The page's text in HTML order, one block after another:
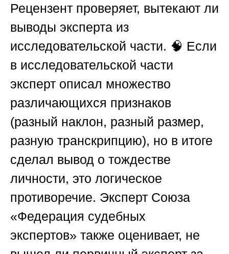
Рецензент проверяет, вытекают ли
выводы эксперта из
исследовательской части. 🧠 Если
в исследовательской части
эксперт описал множество
различающихся признаков
(разный наклон, разный размер,
разную транскрипцию), но в итоге
сделал вывод о тождестве
личности, это логическое
противоречие. Эксперт Союза
«Федерация судебных
экспертов» также оценивает, не